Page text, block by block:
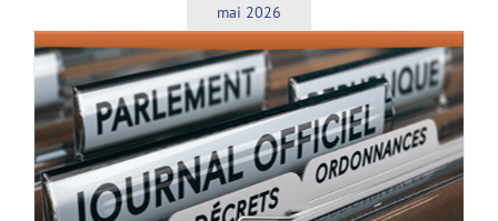
mai 2026